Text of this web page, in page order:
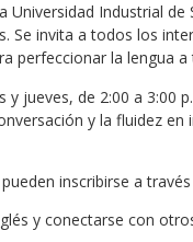
Universidad Industrial
Se invita a todos los
perfeccionar la lengua
jueves, de 2:00 a 3:00
y la fluidez
inscribirse a
y conectarse con